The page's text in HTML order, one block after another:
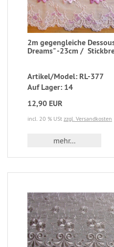
2m gegengleiche
Dreams" -23cm /
Artikel/Model: RL-377
Auf Lager: 14
12,90 EUR
incl. 20 % USt zzgl. Versandkosten
mehr...